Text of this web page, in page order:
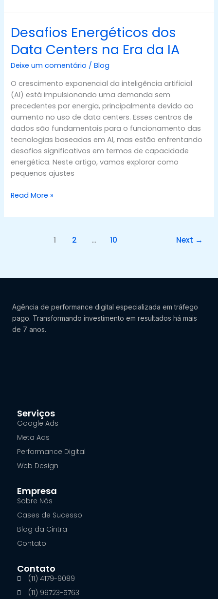
Desafios Energéticos dos
Data Centers na Era da IA
Deixe um comentário /Blog
O crescimento exponencial da inteligência artificial
(AI) está impulsionando uma demanda sem
precedentes por energia, principalmente devido ao
aumento no uso de data centers. Esses centros de
dados são fundamentais para o funcionamento das
tecnologias baseadas em AI, mas estão enfrentando
desafios significativos em termos de capacidade
energética. Neste artigo, vamos explorar como
pequenos ajustes
Desafios
Energéticos
dos
Data
na
Era
da
IA
Read More »
1 2 … 10 Next →
Agência de performance digital especializada em tráfego
pago. Transformando investimento em resultados há mais
de 7 anos.
Serviços
Google Ads
Meta Ads
Performance Digital
Web Design
Empresa
Sobre Nós
Cases de Sucesso
Blog da Cintra
Contato
Contato
(11) 4179-9089
(11) 99723-5763